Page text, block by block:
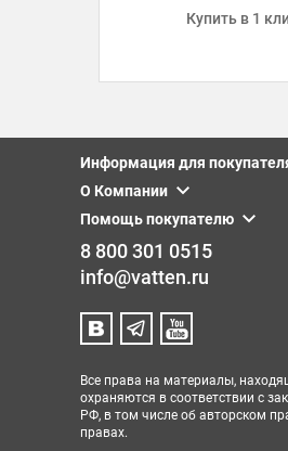
Купить в 1
Информация для
О Компании
Помощь покупателю
8 800 301 0515
info@vatten.ru
Все права на материалы,
охраняются в соответствии с
РФ, в том числе об авторском
правах.